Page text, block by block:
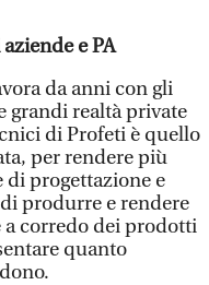
e PA
da anni con gli
grandi realtà private
di Profeti è quello
per rendere più
di progettazione e
produrre e rendere
corredo dei prodotti
quanto